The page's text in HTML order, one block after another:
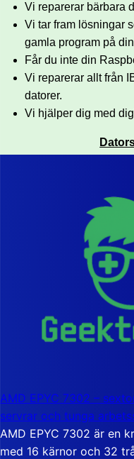
Vi reparerar bärbara
Vi tar fram lösningar
gamla program på
Får du inte din
Vi reparerar allt från
datorer.
Vi hjälper dig med
AMD EPYC 7302 –
servrar och tunga
AMD EPYC 7302 är en
med 16 kärnor och 32